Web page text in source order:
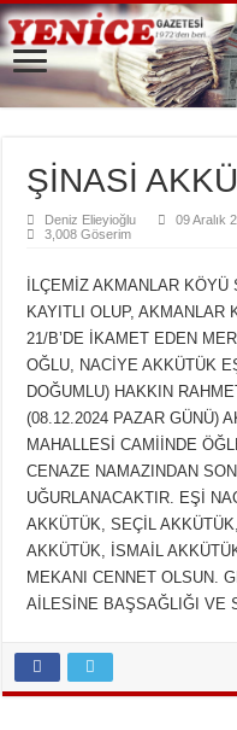
ŞİNASİ
Deniz Elieyioğlu 09 Aralık
3,008 Göserim
İLÇEMİZ AKMANLAR KÖYÜ
KAYITLI OLUP, AKMANLAR
21/B’DE İKAMET EDEN
OĞLU, NACİYE AKKÜTÜK
DOĞUMLU) HAKKIN
(08.12.2024 PAZAR GÜNÜ)
MAHALLESİ CAMİİNDE
CENAZE NAMAZINDAN
UĞURLANACAKTIR. EŞİ
AKKÜTÜK, SEÇİL
AKKÜTÜK, İSMAİL
MEKANI CENNET OLSUN.
AİLESİNE BAŞSAĞLIĞI VE